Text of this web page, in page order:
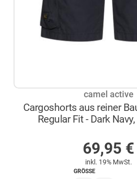
camel active
Cargoshorts aus reiner
Regular Fit - Dark
69,95 €
inkl. 19% MwSt.
GRÖSSE